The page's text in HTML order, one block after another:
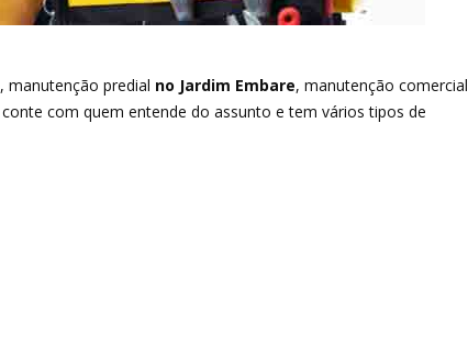
, manutenção predial no Jardim Embare, manutenção comercial
conte com quem entende do assunto e tem vários tipos de